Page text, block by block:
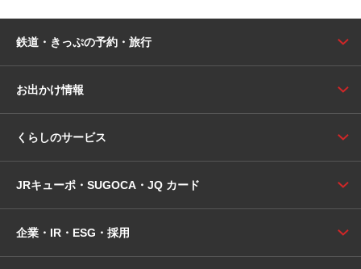
鉄道・きっぷの予約・旅行
お出かけ情報
くらしのサービス
JRキューポ・SUGOCA・JQ カード
企業・IR・ESG・採用